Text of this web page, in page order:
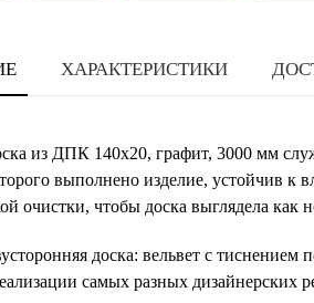
ХАРАКТЕРИСТИКИ
из ДПК 140х20, графит, 3000 мм
выполнено изделие, устойчив к
очистки, чтобы доска выглядела как
доска: вельвет с
самых разных